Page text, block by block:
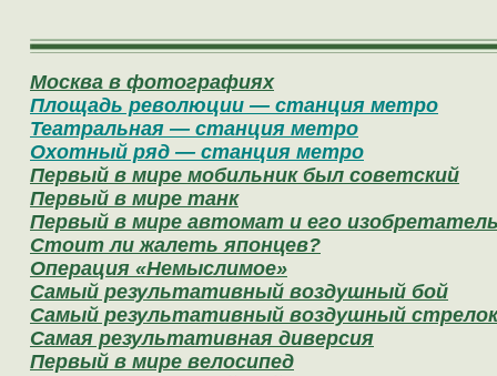
Москва в фотографиях
Площадь революции — станция метро
Театральная — станция метро
Охотный ряд — станция метро
Первый в мире мобильник был советский
Первый в мире танк
Первый в мире автомат и его
Стоит ли жалеть японцев?
Операция «Немыслимое»
Самый результативный воздушный бой
Самый результативный воздушный стрелок
Самая результативная диверсия
Первый в мире велосипед